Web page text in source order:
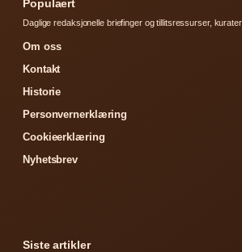
Populaert
Daglige redaksjonelle briefinger og tillitsressurser,
Om oss
Kontakt
Historie
Personvernerklæring
Cookieerklæring
Nyhetsbrev
Siste artikler